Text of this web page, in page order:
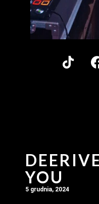
YOU
5 grudnia, 2024